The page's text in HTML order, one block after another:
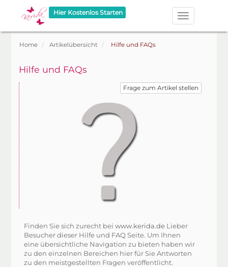
Hier Kostenlos Starten
Home Artikelübersicht Hilfe und FAQs
Hilfe und FAQs
Finden Sie sich zurecht beiwww.kerida.de Lieber
Besucher dieser Hilfe und FAQ Seite. Um Ihnen
eine übersichtliche Navigation zu bieten haben wir
zu den einzelnen Bereichen hier für Sie Antworten
zu den meistgestellten Fragen veröffentlicht.